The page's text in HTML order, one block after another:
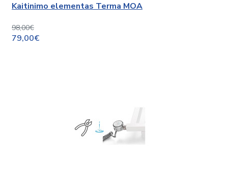
Kaitinimo elementas Terma MOA
98,00€
79,00€